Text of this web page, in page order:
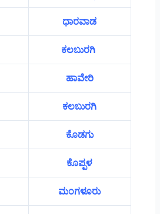
ಧಾರವಾಡ
ಕಲಬುರಗಿ
ಹಾವೇರಿ
ಕಲಬುರಗಿ
ಕೊಡಗು
ಕೊಪ್ಪಳ
ಮಂಗಳೂರು